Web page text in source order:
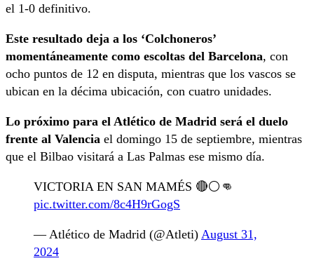
el 1-0 definitivo.
Este resultado deja a los ‘Colchoneros’
momentáneamente como escoltas del Barcelona, con
ocho puntos de 12 en disputa, mientras que los vascos se
ubican en la décima ubicación, con cuatro unidades.
Lo próximo para el Atlético de Madrid será el duelo
frente al Valencia el domingo 15 de septiembre, mientras
que el Bilbao visitará a Las Palmas ese mismo día.
VICTORIA EN SAN MAMÉS 🔴⚪👊
pic.twitter.com/8c4H9rGogS
— Atlético de Madrid (@Atleti) August 31,
2024